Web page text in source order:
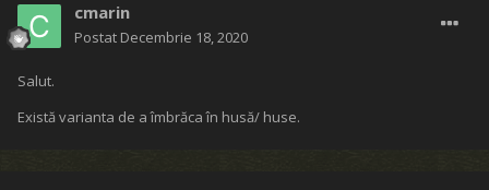
cmarin
Postat Decembrie 18, 2020
Salut.
Există varianta de a îmbrăca în husă/ huse.